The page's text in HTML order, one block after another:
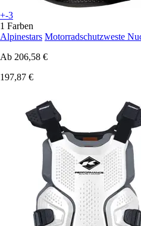
+-3
1 Farben
Alpinestars Motorradschutzweste
Ab 206,58 €
197,87 €